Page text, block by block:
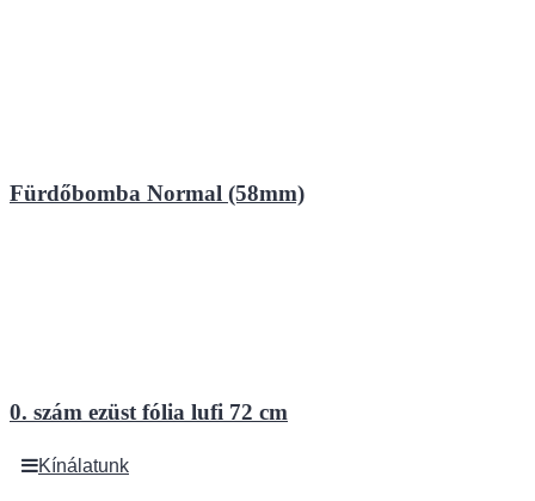
Fürdőbomba Normal (58mm)
0. szám ezüst fólia lufi 72 cm
Kínálatunk